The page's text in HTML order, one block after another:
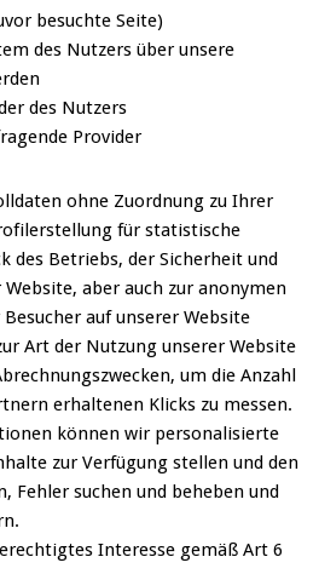
besuchte Seite)
des Nutzers über unsere
des Nutzers
Provider
ohne Zuordnung zu Ihrer
für statistische
des Betriebs, der Sicherheit und
aber auch zur anonymen
auf unserer Website
Art der Nutzung unserer Website
um die Anzahl
erhaltenen Klicks zu messen.
können wir personalisierte
zur Verfügung stellen und den
Fehler suchen und beheben und
Interesse gemäß Art 6